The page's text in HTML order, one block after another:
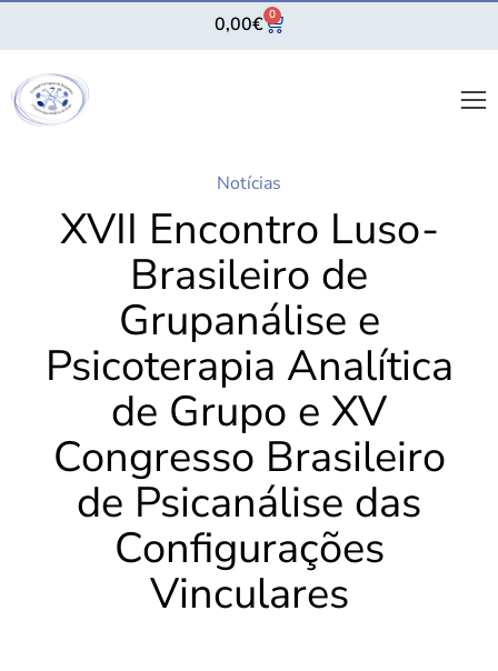
0,00€ 0
Notícias
XVII Encontro Luso-
Brasileiro de
Grupanálise e
Psicoterapia Analítica
de Grupo e XV
Congresso Brasileiro
de Psicanálise das
Configurações
Vinculares